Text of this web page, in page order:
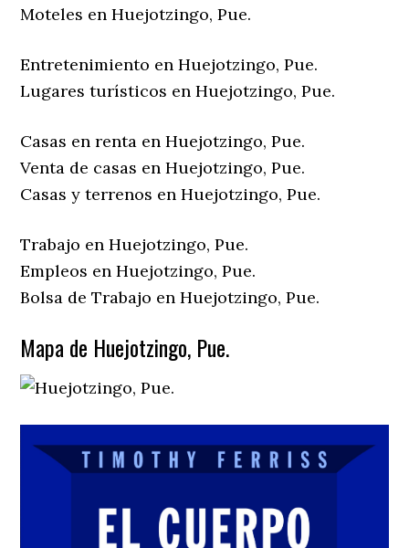
Moteles en Huejotzingo, Pue.
Entretenimiento en Huejotzingo, Pue.
Lugares turísticos en Huejotzingo, Pue.
Casas en renta en Huejotzingo, Pue.
Venta de casas en Huejotzingo, Pue.
Casas y terrenos en Huejotzingo, Pue.
Trabajo en Huejotzingo, Pue.
Empleos en Huejotzingo, Pue.
Bolsa de Trabajo en Huejotzingo, Pue.
Mapa de Huejotzingo, Pue.